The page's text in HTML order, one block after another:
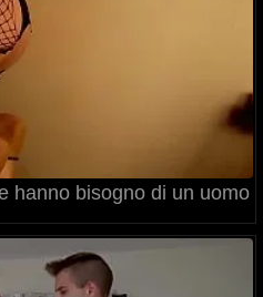
hanno bisogno di un uomo